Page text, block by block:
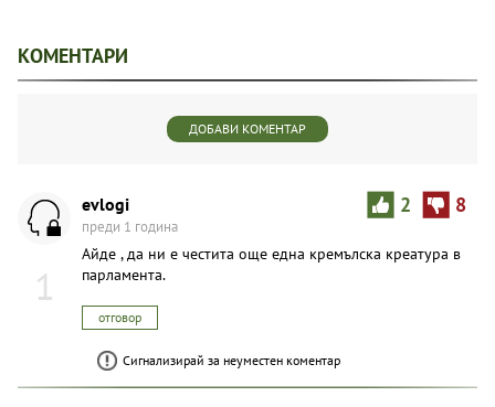
КОМЕНТАРИ
ДОБАВИ КОМЕНТАР
1
2 8
evlogi
преди 1 година
Айде , да ни е честита още една кремълска креатура в
парламента.
отговор
Сигнализирай за неуместен коментар